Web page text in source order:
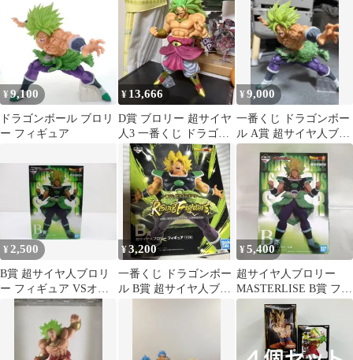
ュア 箱無し
¥9,100
ドラゴンボール ブロリ
ー フィギュア
¥ 13,666
D賞 ブロリー 超サイヤ
人3 一番くじ ドラゴン
ボール
¥9,000
一番くじ ドラゴンボー
ル A賞 超サイヤ人ブロ
リーフルパワー
¥ 2,500
B賞 超サイヤ人ブロリ
ー フィギュア VSオム
ニバス超 28-MY0801-03
¥3,200
一番くじ ドラゴンボー
ル B賞 超サイヤ人ブロ
¥5,400
超サイヤ人ブロリー
MASTERLISE B賞 フィ
ギュア 「一番くじ」